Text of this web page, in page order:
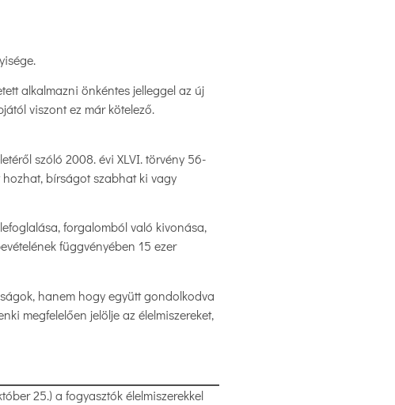
alkalmazni önkéntes jelleggel az új
viszont ez már kötelező.
szóló 2008. évi XLVI. törvény 56-
hozhat, bírságot szabhat ki vagy
forgalomból való kivonása,
függvényében 15 ezer
hanem hogy együtt gondolkodva
megfelelően jelölje az élelmiszereket,
25.) a fogyasztók élelmiszerekkel